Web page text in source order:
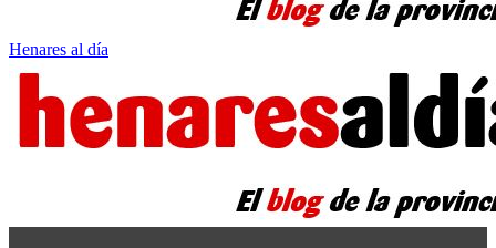
Henares al día